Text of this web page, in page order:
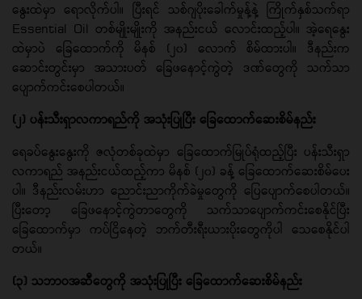
နွေးထဲမှာ ရောလိုက်ပါ။ ပြီးရင် သစ်ဂျပိုးခေါက်မှုန့်နဲ့ ကြိုက်နှစ်သက်ရာ
Essential Oil တစ်မျိုးမျိုးကို အနည်းငယ် လောင်းထည့်ပါ။ အဲ့ရေနွေး
ထဲမှာပဲ ခြေထောက်ကို မိနစ် (၂၀) လောက် စိမ်ထားပါ။ ဒီနည်းက
ဆောင်းတွင်းမှာ အသားပတ် ခြေဖနောင့်ကွဲတဲ့ ဒဏ်တွေကို သက်သာ
ပျောက်ကင်းစေပါတယ်။
(၂) ပန်းသီးရှာလကာရည်ကို အသုံးပြုပြီး ခြေထောက်ဆေးစိမ်နည်း
ရေခပ်နွေးနွေးကို ဇလုံတစ်ခုထဲမှာ ခြေထောက်မြုပ်ရုံထည့်ပြီး ပန်းသီးရှာ
လကာရည် အနည်းငယ်ထည့်ကာ မိနစ် (၂၀) ခန့် ခြေထောက်ဆေးစိမ်ပေး
ပါ။ ဒီနည်းလမ်းဟာ ညောင်းညာကိုက်ခဲမှုတွေကို ပြေပျောက်စေပါတယ်။
ပြီးတော့ ခြေဖနောင့်ကွဲတာတွေကို သက်သာပျောက်ကင်းစေနိုင်ပြီး
ခြေထောက်မှာ ကပ်ငြိနေတဲ့ ဘက်တီးရီးယားပိုးတွေကိုပါ သေစေနိုင်ပါ
တယ်။
(၃) သဘာဝအဆီတွေကို အသုံးပြုပြီး ခြေထောက်ဆေးစိမ်နည်း